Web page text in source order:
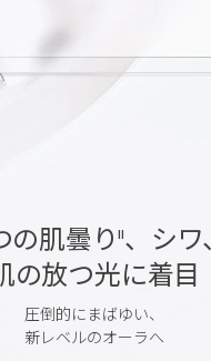
の肌曇りII、シワ、
の放つ光に着目
圧倒的にまばゆい、
新レベルのオーラへ